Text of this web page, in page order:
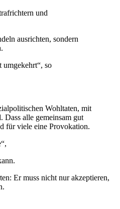
und
ausrichten, sondern
umgekehrt“, so
Wohltaten, mit
Dass alle gemeinsam gut
für viele eine Provokation.
Er muss nicht nur akzeptieren,